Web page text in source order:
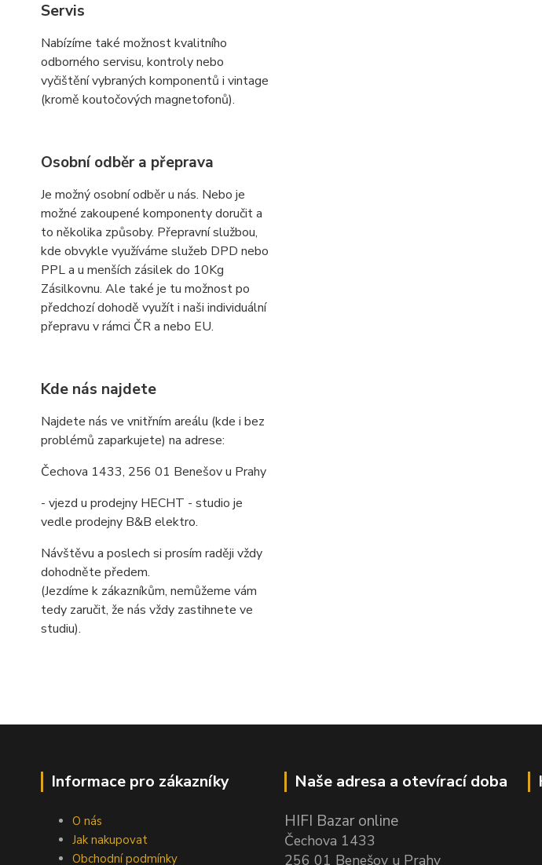
Servis
Nabízíme také možnost kvalitního
odborného servisu, kontroly nebo
vyčištění vybraných komponentů i vintage
(kromě koutočových magnetofonů).
Osobní odběr a přeprava
Je možný osobní odběr u nás. Nebo je
možné zakoupené komponenty doručit a
to několika způsoby. Přepravní službou,
kde obvykle využíváme služeb DPD nebo
PPL a u menších zásilek do 10Kg
Zásilkovnu. Ale také je tu možnost po
předchozí dohodě využít i naši individuální
přepravu v rámci ČR a nebo EU.
Kde nás najdete
Najdete nás ve vnitřním areálu (kde i bez
problémů zaparkujete) na adrese:
Čechova 1433, 256 01 Benešov u Prahy
- vjezd u prodejny HECHT - studio je
vedle prodejny B&B elektro.
Návštěvu a poslech si prosím raději vždy
dohodněte předem.
(Jezdíme k zákazníkům, nemůžeme vám
tedy zaručit, že nás vždy zastihnete ve
studiu).
Informace pro zákazníky
O nás
Jak nakupovat
Obchodní podmínky
Naše adresa a otevírací doba
HIFI Bazar online
Čechova 1433
256 01 Benešov u Prahy